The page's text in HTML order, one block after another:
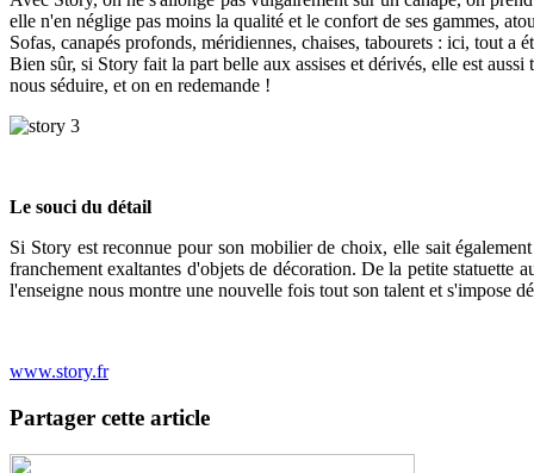
elle n'en néglige pas moins la qualité et le confort de ses gammes,
Sofas, canapés profonds, méridiennes, chaises, tabourets : ici, tout
Bien sûr, si Story fait la part belle aux assises et dérivés, elle est
nous séduire, et on en redemande !
Le souci du détail
Si Story est reconnue pour son mobilier de choix, elle sait
franchement exaltantes d'objets de décoration. De la petite statuette
l'enseigne nous montre une nouvelle fois tout son talent et s'impose
www.story.fr
Partager cette article